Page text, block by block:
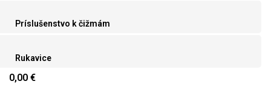
Príslušenstvo k čižmám
Rukavice
0,00 €